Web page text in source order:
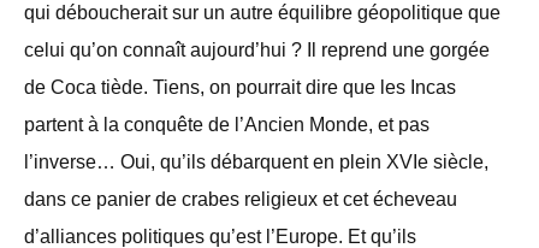
qui déboucherait sur un autre équilibre géopolitique que
celui qu’on connaît aujourd’hui ? Il reprend une gorgée
de Coca tiède. Tiens, on pourrait dire que les Incas
partent à la conquête de l’Ancien Monde, et pas
l’inverse… Oui, qu’ils débarquent en plein XVIe siècle,
dans ce panier de crabes religieux et cet écheveau
d’alliances politiques qu’est l’Europe. Et qu’ils